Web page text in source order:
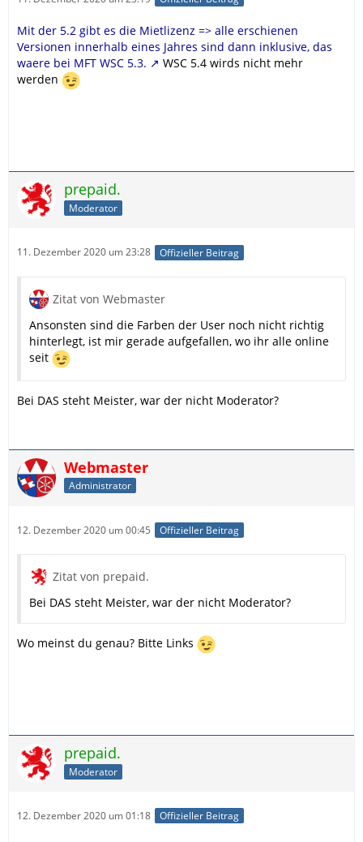
Mit der 5.2 gibt es die Mietlizenz => alle erschienen
Versionen innerhalb eines Jahres sind dann inklusive, das
waere bei MFT WSC 5.3.
WSC 5.4 wirds nicht mehr
werden
prepaid.
Moderator
11. Dezember 2020 um 23:28 Offizieller Beitrag
Zitat von Webmaster
Ansonsten sind die Farben der User noch nicht richtig
hinterlegt, ist mir gerade aufgefallen, wo ihr alle online
seit
Bei DAS steht Meister, war der nicht Moderator?
Webmaster
Administrator
12. Dezember 2020 um 00:45 Offizieller Beitrag
Zitat von prepaid.
Bei DAS steht Meister, war der nicht Moderator?
Wo meinst du genau? Bitte Links
prepaid.
Moderator
12. Dezember 2020 um 01:18 Offizieller Beitrag